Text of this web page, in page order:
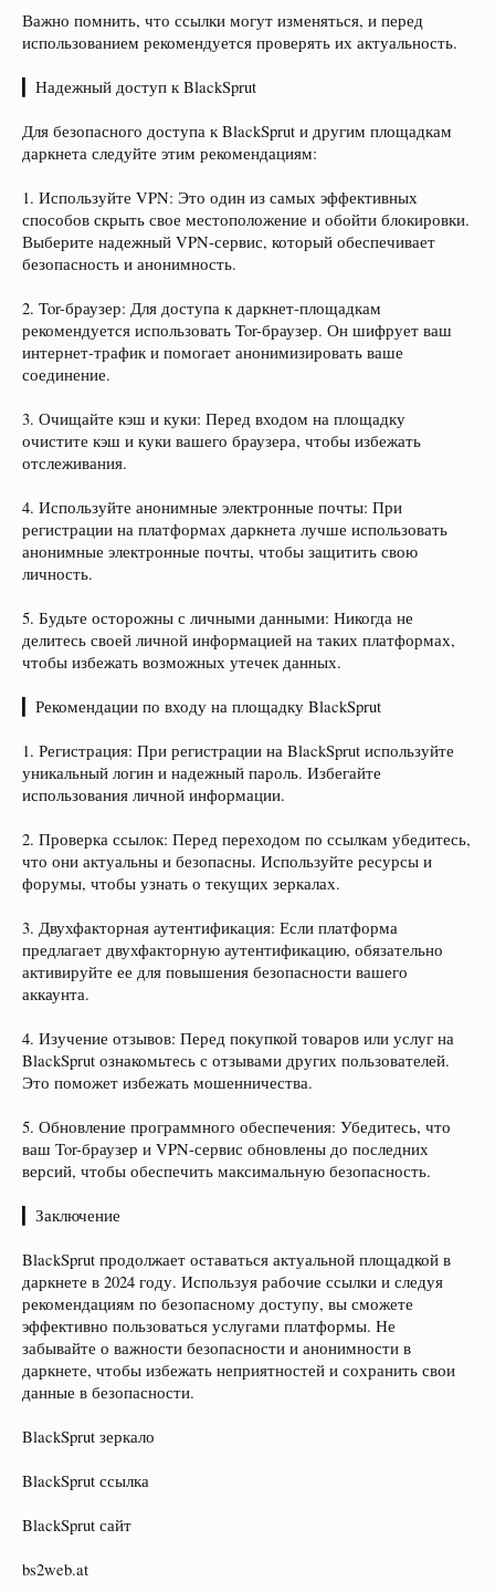
Важно помнить, что ссылки могут изменяться, и перед
использованием рекомендуется проверять их актуальность.
▎Надежный доступ к BlackSprut
Для безопасного доступа к BlackSprut и другим площадкам
даркнета следуйте этим рекомендациям:
1. Используйте VPN: Это один из самых эффективных
способов скрыть свое местоположение и обойти блокировки.
Выберите надежный VPN-сервис, который обеспечивает
безопасность и анонимность.
2. Tor-браузер: Для доступа к даркнет-площадкам
рекомендуется использовать Tor-браузер. Он шифрует ваш
интернет-трафик и помогает анонимизировать ваше
соединение.
3. Очищайте кэш и куки: Перед входом на площадку
очистите кэш и куки вашего браузера, чтобы избежать
отслеживания.
4. Используйте анонимные электронные почты: При
регистрации на платформах даркнета лучше использовать
анонимные электронные почты, чтобы защитить свою
личность.
5. Будьте осторожны с личными данными: Никогда не
делитесь своей личной информацией на таких платформах,
чтобы избежать возможных утечек данных.
▎Рекомендации по входу на площадку BlackSprut
1. Регистрация: При регистрации на BlackSprut используйте
уникальный логин и надежный пароль. Избегайте
использования личной информации.
2. Проверка ссылок: Перед переходом по ссылкам убедитесь,
что они актуальны и безопасны. Используйте ресурсы и
форумы, чтобы узнать о текущих зеркалах.
3. Двухфакторная аутентификация: Если платформа
предлагает двухфакторную аутентификацию, обязательно
активируйте ее для повышения безопасности вашего
аккаунта.
4. Изучение отзывов: Перед покупкой товаров или услуг на
BlackSprut ознакомьтесь с отзывами других пользователей.
Это поможет избежать мошенничества.
5. Обновление программного обеспечения: Убедитесь, что
ваш Tor-браузер и VPN-сервис обновлены до последних
версий, чтобы обеспечить максимальную безопасность.
▎Заключение
BlackSprut продолжает оставаться актуальной площадкой в
даркнете в 2024 году. Используя рабочие ссылки и следуя
рекомендациям по безопасному доступу, вы сможете
эффективно пользоваться услугами платформы. Не
забывайте о важности безопасности и анонимности в
даркнете, чтобы избежать неприятностей и сохранить свои
данные в безопасности.
BlackSprut зеркало
BlackSprut ссылка
BlackSprut сайт
bs2web.at